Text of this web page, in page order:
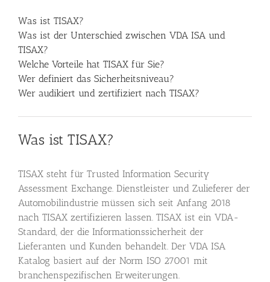
Was ist TISAX?
Was ist der Unterschied zwischen VDA ISA und
TISAX?
Welche Vorteile hat TISAX für Sie?
Wer definiert das Sicherheitsniveau?
Wer audikiert und zertifiziert nach TISAX?
Was ist TISAX?
TISAX steht für Trusted Information Security
Assessment Exchange. Dienstleister und Zulieferer der
Automobilindustrie müssen sich seit Anfang 2018
nach TISAX zertifizieren lassen. TISAX ist ein VDA-
Standard, der die Informationssicherheit der
Lieferanten und Kunden behandelt. Der VDA ISA
Katalog basiert auf der Norm ISO 27001 mit
branchenspezifischen Erweiterungen.